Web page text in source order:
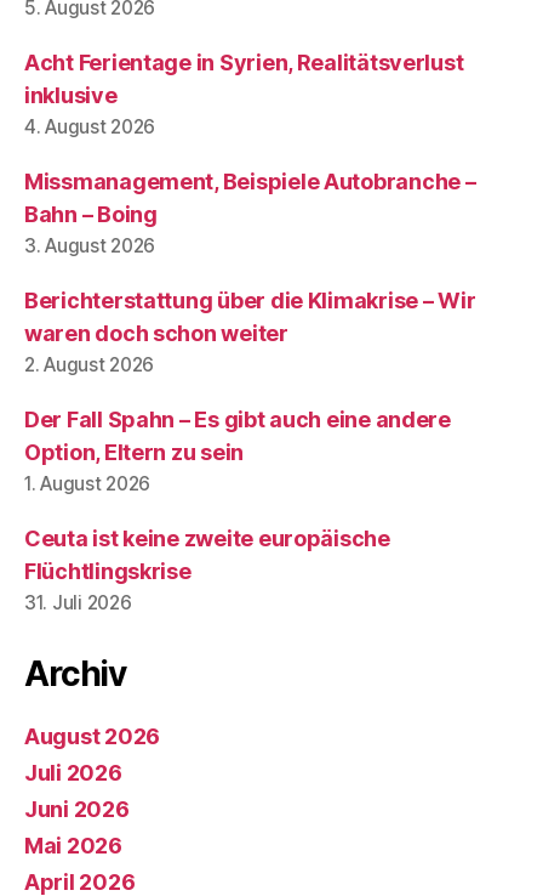
5. August 2026
Acht Ferientage in Syrien, Realitätsverlust
inklusive
4. August 2026
Missmanagement, Beispiele Autobranche –
Bahn – Boing
3. August 2026
Berichterstattung über die Klimakrise – Wir
waren doch schon weiter
2. August 2026
Der Fall Spahn – Es gibt auch eine andere
Option, Eltern zu sein
1. August 2026
Ceuta ist keine zweite europäische
Flüchtlingskrise
31. Juli 2026
Archiv
August 2026
Juli 2026
Juni 2026
Mai 2026
April 2026